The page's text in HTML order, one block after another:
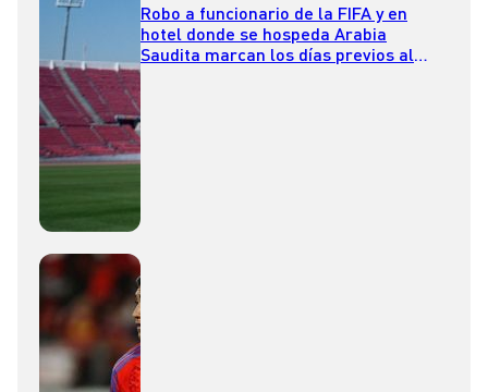
Robo a funcionario de la FIFA y en
hotel donde se hospeda Arabia
Saudita marcan los días previos al